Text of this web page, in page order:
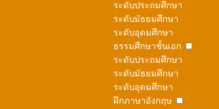
ระดับประถมศึกษา
ระดับมัธยมศึกษา
ระดับอุดมศึกษา
ธรรมศึกษาชั้นเอก
ระดับประถมศึกษา
ระดับมัธยมศึกษา
ระดับอุดมศึกษา
ฝึกภาษาอังกฤษ